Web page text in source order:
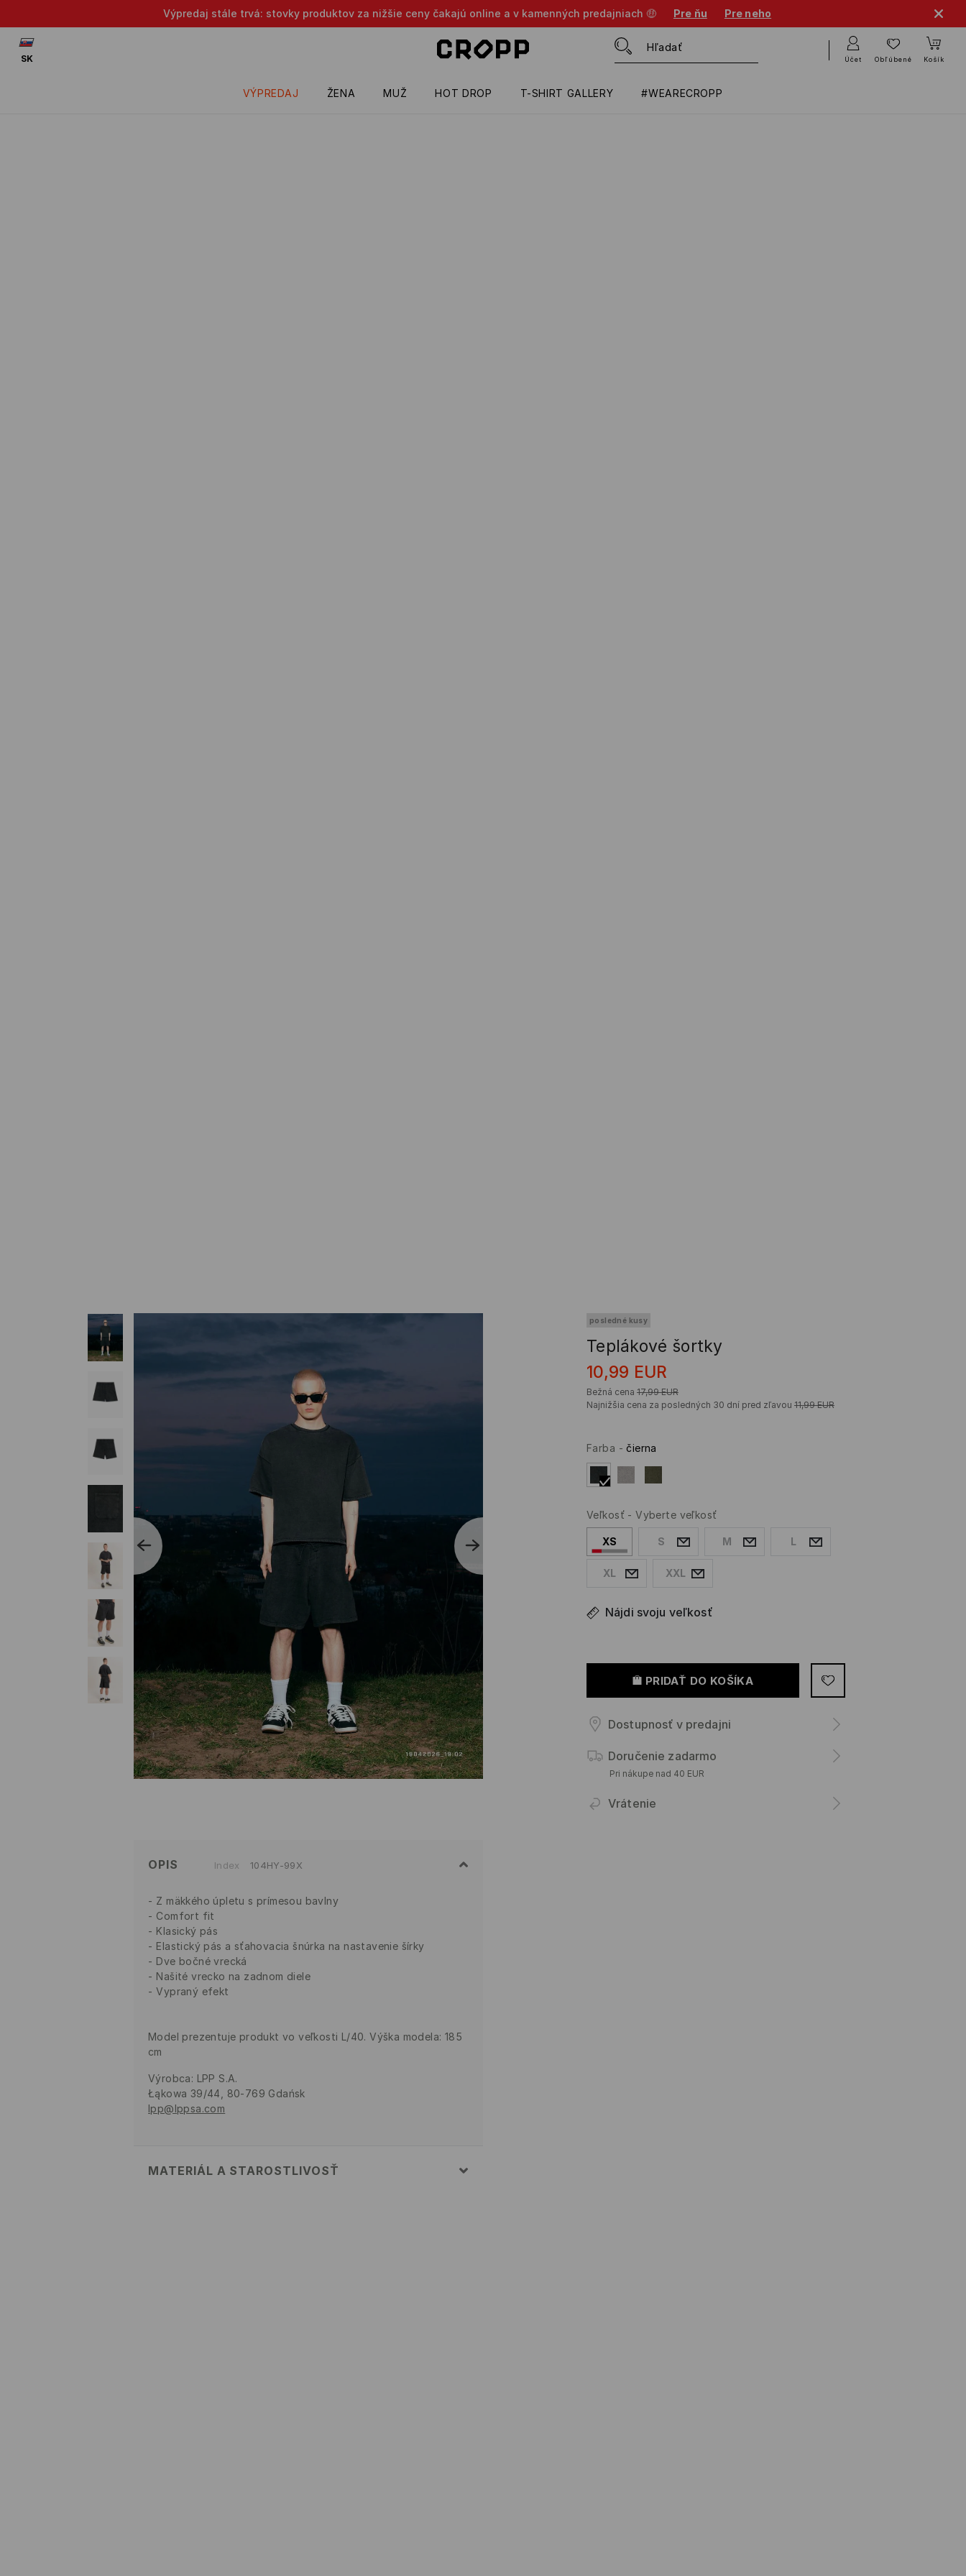
Výpredaj stále trvá: stovky produktov za nižšie ceny čakajú online a v kamenných predajniach 🤑 Pre ňu Pre neho
VÝPREDAJ ŽENA MUŽ HOT DROP T-SHIRT GALLERY #WEARECROPP
SK Účet Obľúbené Košík
posledné kusy
Teplákové šortky
10,99 EUR
Bežná cena 17,99 EUR
Najnižšia cena za posledných 30 dní pred zľavou 11,99 EUR
Farba -čierna
Veľkosť-Vyberte veľkosť
XS S M L
XL XXL
Nájdi svoju veľkosť
PRIDAŤ DO KOŠÍKA
Dostupnosť v predajni
Doručenie zadarmo
Pri nákupe nad 40 EUR
Vrátenie
OPIS Index 104HY-99X
Z mäkkého úpletu s prímesou bavlny
Comfort fit
Klasický pás
Elastický pás a sťahovacia šnúrka na nastavenie šírky
Dve bočné vrecká
Našité vrecko na zadnom diele
Vypraný efekt
Model prezentuje produkt vo veľkosti L/40. Výška modela: 185
cm
Výrobca: LPP S.A.
Łąkowa 39/44, 80-769 Gdańsk
lpp@lppsa.com
MATERIÁL A STAROSTLIVOSŤ